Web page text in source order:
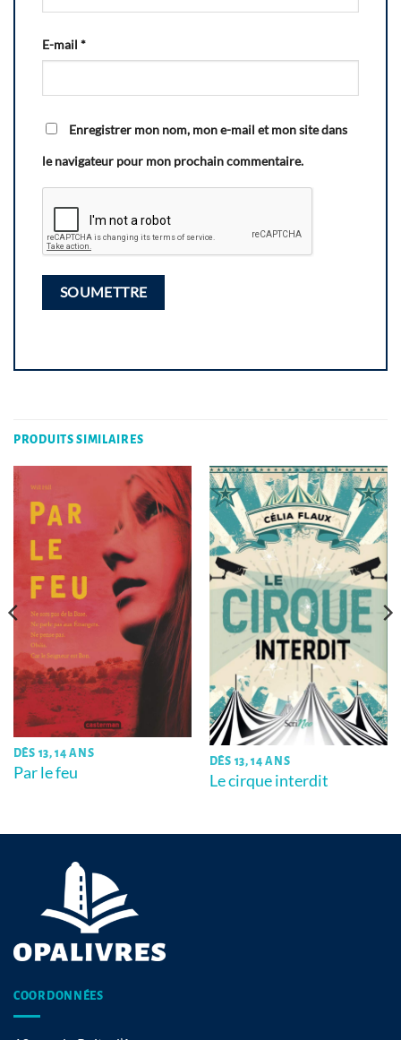
E-mail *
Enregistrer mon nom, mon e-mail et mon site dans
le navigateur pour mon prochain commentaire.
PRODUITS SIMILAIRES
DÈS 13, 14 ANS
Par le feu
DÈS 13, 14 ANS
Le cirque interdit
COORDONNÉES